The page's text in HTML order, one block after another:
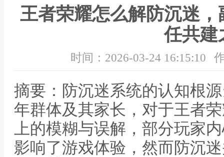
王者荣耀怎么解防沉迷
任共建
时间：2026-03-24 16:15:10
摘要：防沉迷系统的认知根
年群体及其家长，对于王者
上的模糊与误解，部分玩家
影响了游戏体验，然而防沉